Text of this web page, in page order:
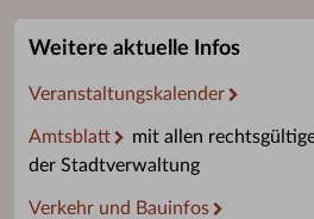
Weitere aktuelle Infos
Veranstaltungskalender
Amtsblatt
mit allen
der Stadtverwaltung
Verkehr und Bauinfos